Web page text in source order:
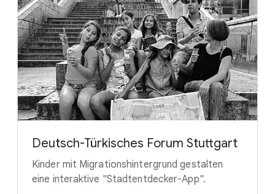
Deutsch-Türkisches Forum Stuttgart
Kinder mit Migrationshintergrund gestalten
eine interaktive "Stadtentdecker-App".